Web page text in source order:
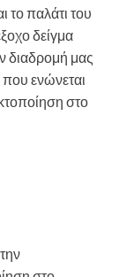
το παλάτι του
δείγμα
διαδρομή μας
που ενώνεται
στο